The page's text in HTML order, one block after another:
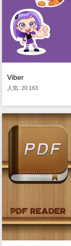
Viber
人気: 20 163